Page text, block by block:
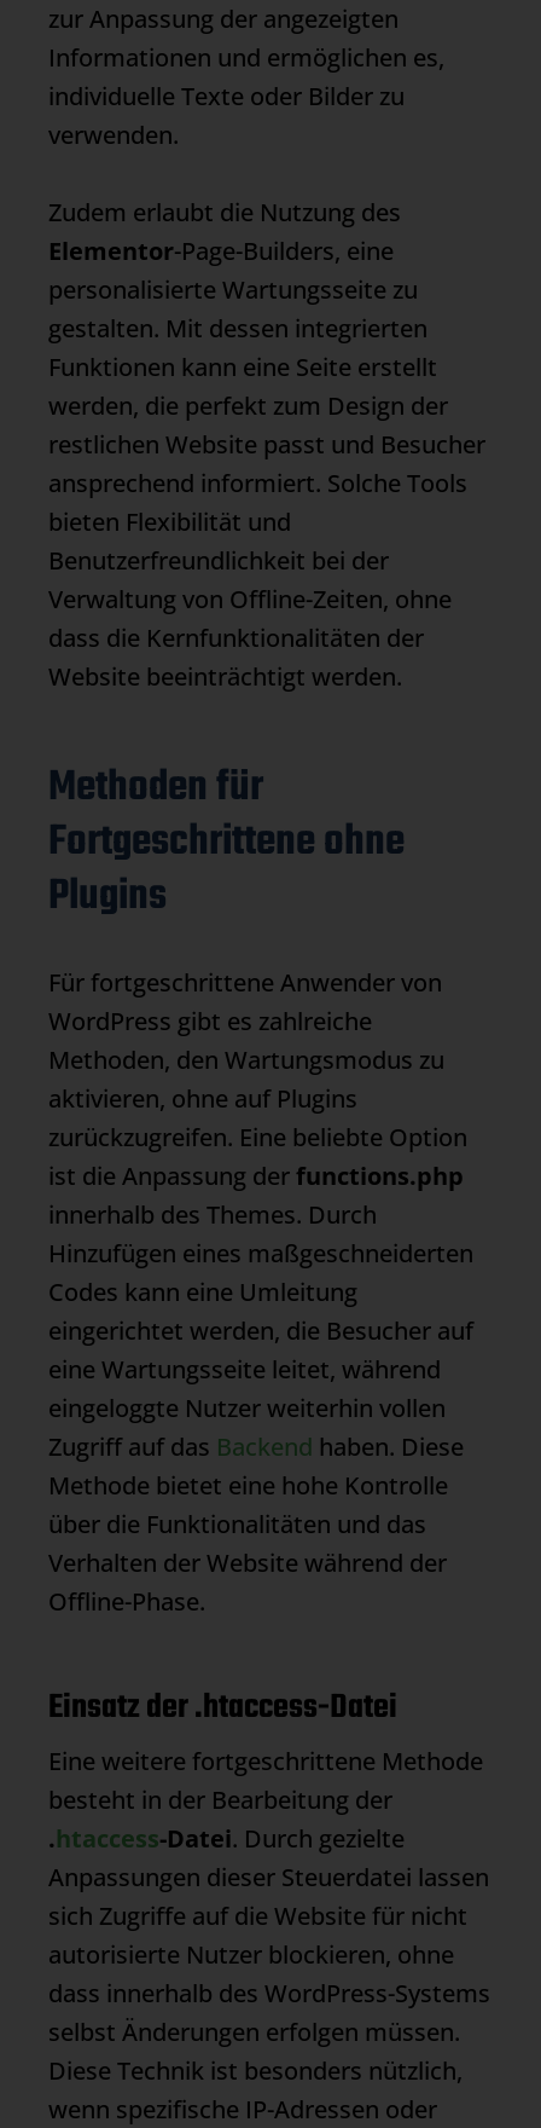
zur Anpassung der angezeigten
Informationen und ermöglichen es,
individuelle Texte oder Bilder zu
verwenden.
Zudem erlaubt die Nutzung des
Elementor-Page-Builders, eine
personalisierte Wartungsseite zu
gestalten. Mit dessen integrierten
Funktionen kann eine Seite erstellt
werden, die perfekt zum Design der
restlichen Website passt und Besucher
ansprechend informiert. Solche Tools
bieten Flexibilität und
Benutzerfreundlichkeit bei der
Verwaltung von Offline-Zeiten, ohne
dass die Kernfunktionalitäten der
Website beeinträchtigt werden.
Methoden für
Fortgeschrittene ohne
Plugins
Für fortgeschrittene Anwender von
WordPress gibt es zahlreiche
Methoden, den Wartungsmodus zu
aktivieren, ohne auf Plugins
zurückzugreifen. Eine beliebte Option
ist die Anpassung derfunctions.php
innerhalb des Themes. Durch
Hinzufügen eines maßgeschneiderten
Codes kann eine Umleitung
eingerichtet werden, die Besucher auf
eine Wartungsseite leitet, während
eingeloggte Nutzer weiterhin vollen
Zugriff auf das Backend haben. Diese
Methode bietet eine hohe Kontrolle
über die Funktionalitäten und das
Verhalten der Website während der
Offline-Phase.
Einsatz der .htaccess-Datei
Eine weitere fortgeschrittene Methode
besteht in der Bearbeitung der
.htaccess-Datei. Durch gezielte
Anpassungen dieser Steuerdatei lassen
sich Zugriffe auf die Website für nicht
autorisierte Nutzer blockieren, ohne
dass innerhalb des WordPress-Systems
selbst Änderungen erfolgen müssen.
Diese Technik ist besonders nützlich,
wenn spezifische IP-Adressen oder